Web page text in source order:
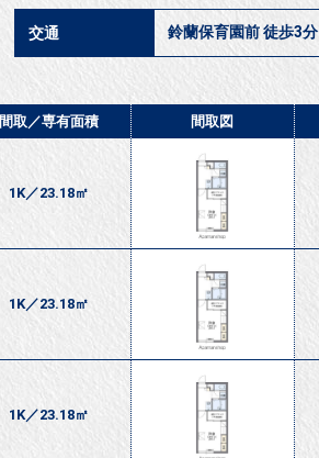
交通 鈴蘭保育園前 徒歩3分
間取／専有面積 間取図
1K／23.18㎡
1K／23.18㎡
1K／23.18㎡